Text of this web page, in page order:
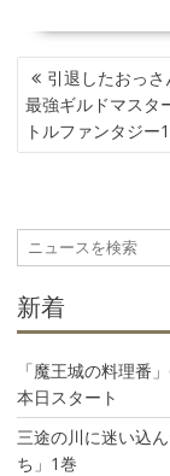
投
稿
ナ
ビ
シ
ョ
引退したおっ
最強ギルドマスタ
トルファンタジー
新着
「魔王城の料理番
本日スタート
三途の川に迷い込
ち」1巻